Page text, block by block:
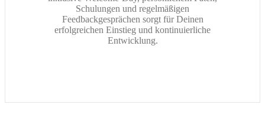
Schulungen und regelmäßigen
Feedbackgesprächen sorgt für Deinen
erfolgreichen Einstieg und kontinuierliche
Entwicklung.